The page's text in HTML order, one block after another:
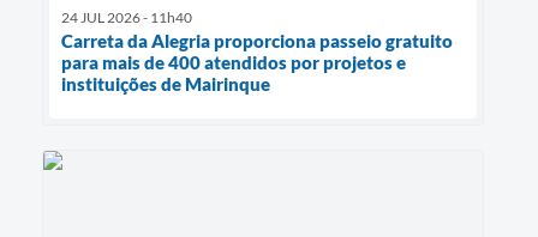
24 JUL 2026 - 11h40
Carreta da Alegria proporciona passeio gratuito
para mais de 400 atendidos por projetos e
instituições de Mairinque